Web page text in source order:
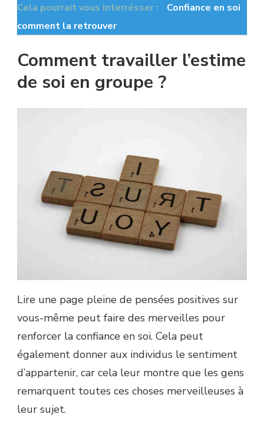
Cela pourrait vous interrésser :
Confiance en soi
comment la retrouver
Comment travailler l’estime
de soi en groupe ?
Lire une page pleine de pensées positives sur
vous-même peut faire des merveilles pour
renforcer la confiance en soi. Cela peut
également donner aux individus le sentiment
d’appartenir, car cela leur montre que les gens
remarquent toutes ces choses merveilleuses à
leur sujet.